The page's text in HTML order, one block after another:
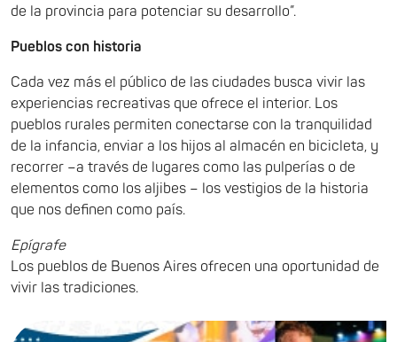
de la provincia para potenciar su desarrollo”.
Pueblos con historia
Cada vez más el público de las ciudades busca vivir las
experiencias recreativas que ofrece el interior. Los
pueblos rurales permiten conectarse con la tranquilidad
de la infancia, enviar a los hijos al almacén en bicicleta, y
recorrer –a través de lugares como las pulperías o de
elementos como los aljibes – los vestigios de la historia
que nos definen como país.
Epígrafe
Los pueblos de Buenos Aires ofrecen una oportunidad de
vivir las tradiciones.